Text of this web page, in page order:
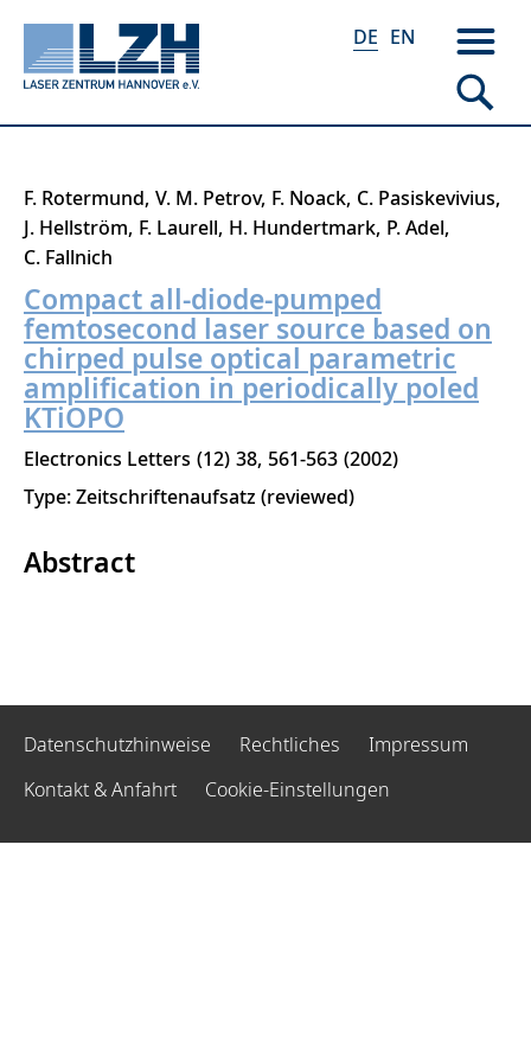
Direkt
zum
Inhalt
DE EN
F. Rotermund V. M. Petrov F. Noack C. Pasiskevivius
J. Hellström F. Laurell H. Hundertmark P. Adel
C. Fallnich
Compact all-diode-pumped
femtosecond laser source based on
chirped pulse optical parametric
amplification in periodically poled
KTiOPO
Electronics Letters 12 38 561-563 2002
Type: Zeitschriftenaufsatz (reviewed)
Abstract
Datenschutzhinweise Rechtliches
Impressum
Kontakt & Anfahrt
Cookie-Einstellungen